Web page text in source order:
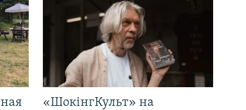
«ШокінгКульт» на